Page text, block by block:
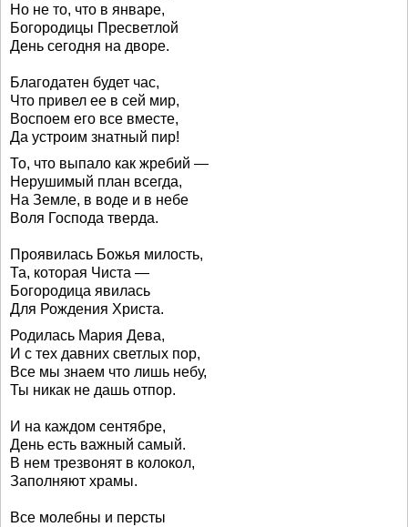
Но не то, что в январе,
Богородицы Пресветлой
День сегодня на дворе.
Благодатен будет час,
Что привел ее в сей мир,
Воспоем его все вместе,
Да устроим знатный пир!
То, что выпало как жребий —
Нерушимый план всегда,
На Земле, в воде и в небе
Воля Господа тверда.
Проявилась Божья милость,
Та, которая Чиста —
Богородица явилась
Для Рождения Христа.
Родилась Мария Дева,
И с тех давних светлых пор,
Все мы знаем что лишь небу,
Ты никак не дашь отпор.
И на каждом сентябре,
День есть важный самый.
В нем трезвонят в колокол,
Заполняют храмы.
Все молебны и персты